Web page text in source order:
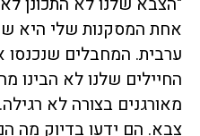
אחת המסקנות שלי היא
ערבית. המחבלים שנכנסו
החיילים שלנו לא הבינו
מאורגנים בצורה לא
צבא. הם ידעו בדיוק מה